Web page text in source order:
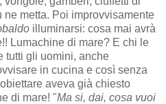
metta. Poi improvvisamente
illuminarsi: cosa mai avrà
Lumachine di mare? E chi le
tutti gli uomini, anche
in cucina e così senza
aveva già chiesto
di mare! "Ma si, dai, cosa vuoi